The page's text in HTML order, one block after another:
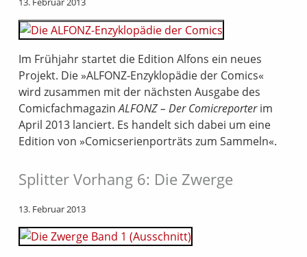
Im Frühjahr startet die Edition Alfons ein neues
Projekt. Die »ALFONZ-Enzyklopädie der Comics«
wird zusammen mit der nächsten Ausgabe des
ComicfachmagazinALFONZ – Der Comicreporterim
April 2013 lanciert. Es handelt sich dabei um eine
Edition von »Comicserienporträts zum Sammeln«.
Splitter Vorhang 6: Die Zwerge
13. Februar 2013